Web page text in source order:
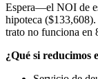
Espera—el NOI de
hipoteca
trato no funciona en
¿Qué si reducimos